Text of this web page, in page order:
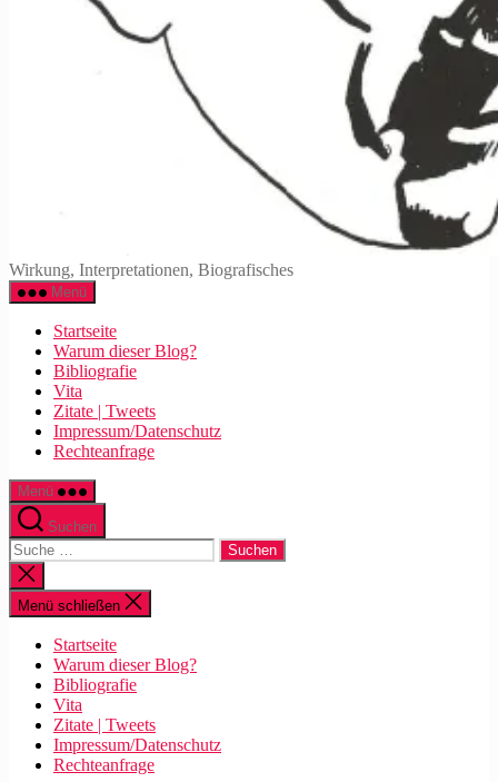
Walter
Mehring
Wirkung, Interpretationen, Biografisches
Menü
Startseite
Warum dieser Blog?
Bibliografie
Vita
Zitate | Tweets
Impressum/Datenschutz
Rechteanfrage
Menü
Suchen
Suche
nach:
Suche
schließen
Menü schließen
Startseite
Warum dieser Blog?
Bibliografie
Vita
Zitate | Tweets
Impressum/Datenschutz
Rechteanfrage